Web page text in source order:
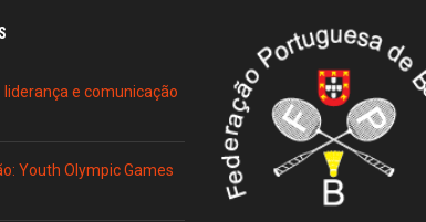
e comunicação
Youth Olympic Games